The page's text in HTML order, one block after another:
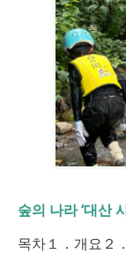
숲의 나라 ‘대산
목차１．개요２